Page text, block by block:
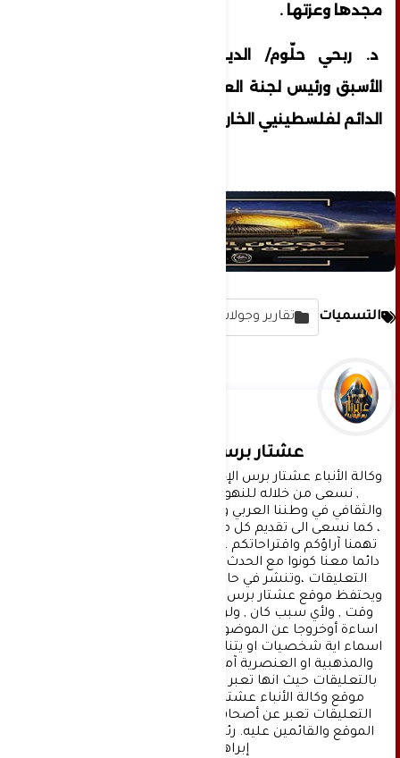
مجدها وعزتها .
د. ربحي حلّوم/ الديبلوماسي الفلسطيني
الأسبق ورئيس لجنة العلاقات الدولية للمؤتمر
الدائم لفلسطينيي الخارج.
التسميات تقارير وجولات مصورة
عشتار برس الإخبارية
إبراهيم.